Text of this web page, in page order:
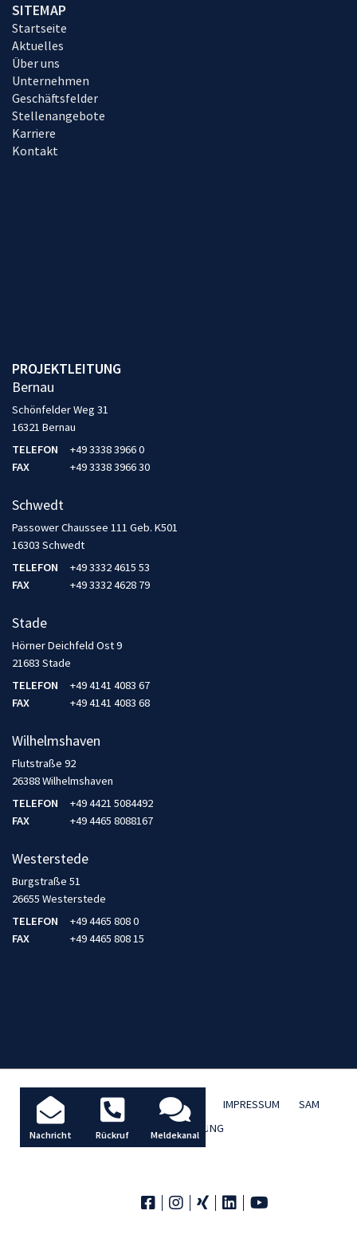
Nachricht Rückruf Meldekanal
SITEMAP
Startseite
Aktuelles
Über uns
Unternehmen
Geschäftsfelder
Stellenangebote
Karriere
Kontakt
PROJEKTLEITUNG
Bernau
Schönfelder Weg 31
16321 Bernau
TELEFON
+49 3338 3966 0
FAX
+49 3338 3966 30
Schwedt
Passower Chaussee 111 Geb. K501
16303 Schwedt
TELEFON
+49 3332 4615 53
FAX
+49 3332 4628 79
Stade
Hörner Deichfeld Ost 9
21683 Stade
TELEFON
+49 4141 4083 67
FAX
+49 4141 4083 68
Wilhelmshaven
Flutstraße 92
26388 Wilhelmshaven
TELEFON
+49 4421 5084492
FAX
+49 4465 8088167
Westerstede
Burgstraße 51
26655 Westerstede
TELEFON
+49 4465 808 0
FAX
+49 4465 808 15
AKTUELLES / BLOG DATENSCHUTZ IMPRESSUM
SAM
TBD FERNWARTUNG